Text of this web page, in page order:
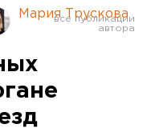
Мария Трускова